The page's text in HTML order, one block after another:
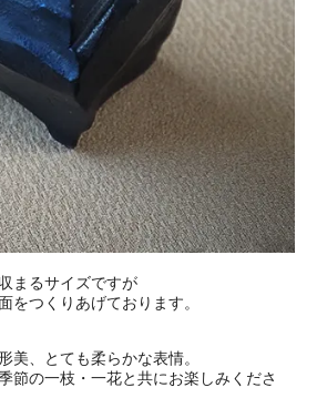
まるサイズですが
をつくりあげております。
美、とても柔らかな表情。
節の一枝・一花と共にお楽しみくださ